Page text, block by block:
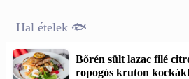
Hal ételek 🐟
Bőrén sült lazac filé
ropogós kruton